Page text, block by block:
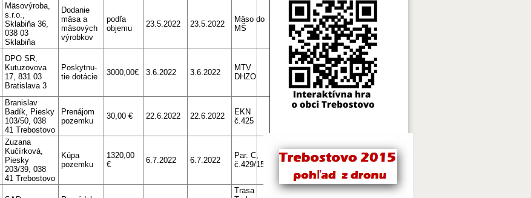
Mäsovýroba,
s.r.o.,
Sklabiňa 36,
038 03
Sklabiňa
Dodanie
mäsa a
mäsových
výrobkov
podľa
objemu
23.5.2022 23.5.2022
Mäso do
MŠ
DPO SR,
Kutuzovova
17, 831 03
Bratislava 3
Poskytnu-
tie dotácie
3000,00€ 3.6.2022 3.6.2022
MTV
DHZO
Branislav
Badík, Piesky
103/50, 038
41 Trebostovo
Prenájom
pozemku
30,00 € 22.6.2022 22.6.2022
EKN
č.425
Zuzana
Kučírková,
Piesky
203/39, 038
41 Trebostovo
Kúpa
pozemku
1320,00
€
6.7.2022 6.7.2022
Par. C,
č.429/15
Trasa